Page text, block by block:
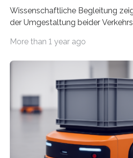
Wissenschaftliche Begleitung
der Umgestaltung beider
fördern sowie die Wohn- und
an der Achse Kettenhofweg/
durch. Wie diese angenommen
bewirken, haben Forscher*innen
of Applied Sciences (Frankfurt
ziehen insgesamt eine positive
Vertreter*innen der Stadt
Mai 2025…
More than 1 year ago